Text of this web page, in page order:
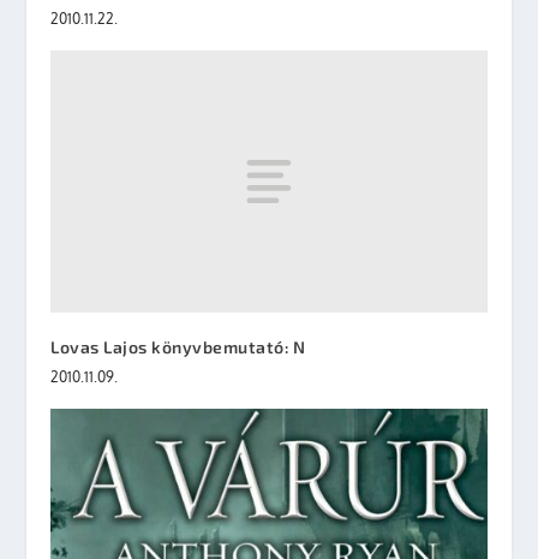
2010.11.22.
Lovas Lajos könyvbemutató: N
2010.11.09.